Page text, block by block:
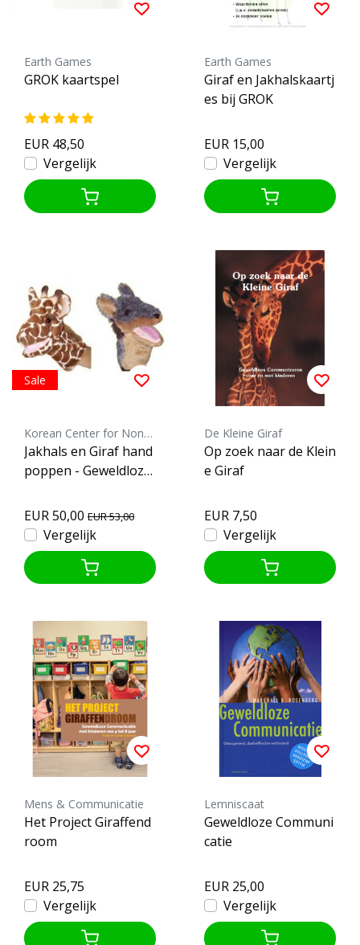
Earth Games
GROK kaartspel
EUR 48,50
Vergelijk
Earth Games
Giraf en Jakhalskaartj
es bij GROK
EUR 15,00
Vergelijk
Sale
Korean Center for Nonviolent Communication
Jakhals en Giraf hand
poppen - Geweldloze
EUR 50,00 EUR 53,00
Vergelijk
De Kleine Giraf
Op zoek naar de Klein
e Giraf
EUR 7,50
Vergelijk
Mens & Communicatie
Het Project Giraffend
room
EUR 25,75
Vergelijk
Lemniscaat
Geweldloze Communi
catie
EUR 25,00
Vergelijk